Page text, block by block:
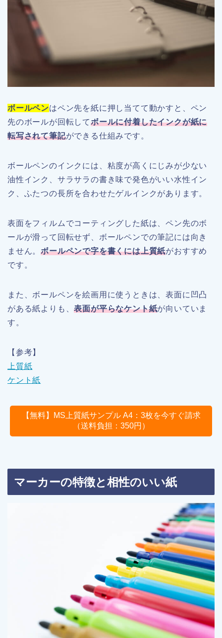
ボールペンはペン先を紙に押し当てて動かすと、ペン
先のボールが回転してボールに付着したインクが紙に
転写されて筆記ができる仕組みです。
ボールペンのインクには、粘度が高くにじみが少ない
油性インク、サラサラの書き味で発色がいい水性イン
ク、ふたつの長所を合わせたゲルインクがあります。
表面をフィルムでコーティングした紙は、ペン先のボ
ールが滑って回転せず、ボールペンでの筆記には向き
ません。ボールペンで字を書くには上質紙がおすすめ
です。
また、ボールペンを絵画用に使うときは、表面に凹凸
がある紙よりも、表面が平らなケント紙が向いていま
す。
【参考】
上質紙
ケント紙
【無料】MS上質紙サンプル A4：3枚を今すぐ請求
（送料負担：350円）
マーカーの特徴と相性のいい紙